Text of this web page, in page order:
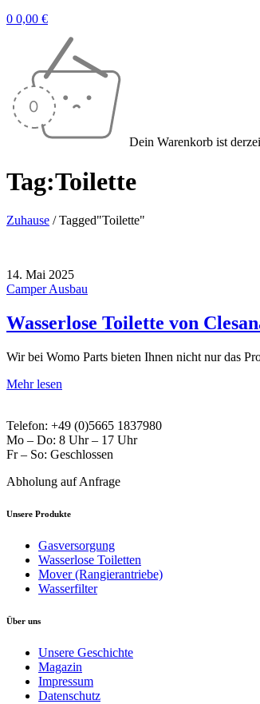
0 0,00 €
Dein Warenkorb ist
Tag:Toilette
Zuhause / Tagged"Toilette"
14. Mai 2025
Camper Ausbau
Wasserlose Toilette von
Wir bei Womo Parts bieten Ihnen nicht nur das
Mehr lesen
Telefon: +49 (0)5665 1837980
Mo – Do: 8 Uhr – 17 Uhr
Fr – So: Geschlossen
Abholung auf Anfrage
Unsere Produkte
Gasversorgung
Wasserlose Toiletten
Mover (Rangierantriebe)
Wasserfilter
Über uns
Unsere Geschichte
Magazin
Impressum
Datenschutz